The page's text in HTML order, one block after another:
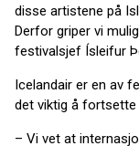
disse artistene på
Derfor griper vi
festivalsjef Ísleifur
Icelandair er en av
det viktig å
– Vi vet at